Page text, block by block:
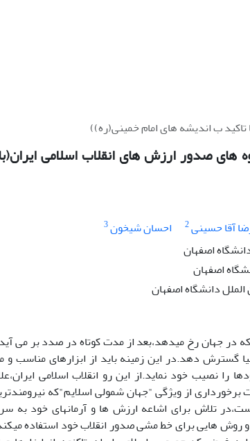
ب اندیشه های امام خمینی(ره))
های صدور ارزش های انقلاب اسلامی
آقا حسینی2 احسان شیخون3
اصفهان
اصفهان
دانشگاه اصفهان
که در جهان رخ میدهد،بعد از مدت کوتاه در صدد بر می
گسترش دهد.در این زمینه باید از ابزارهای مناسب و
را نصیب خود نماید.از این رو انقلاب اسلامی
از ویژگی "جهان شمولی اسلایم"که
تلاش برای اشاعه ارزش ها و آرمانهای خود به
و روش هایی برای خط مشی صدور انقلاب خود استفاده